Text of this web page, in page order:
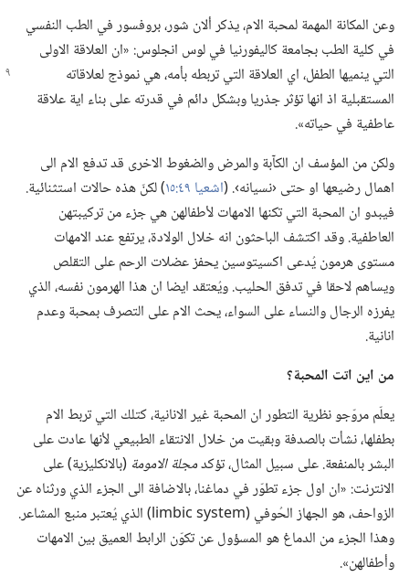
وعن المكانة المهمة لمحبة الام،‏ يذكر ألان شور،‏ بروفسور في الطب النفسي
في كلية الطب بجامعة كاليفورنيا في لوس انجلوس:‏ «ان العلاقة الاولى
التي ينميها الطفل،‏ اي العلاقة التي تربطه بأمه،‏ هي نموذج لعلاقاته
المستقبلية اذ انها تؤثر جذريا وبشكل دائم في قدرته على بناء اية علاقة
عاطفية في حياته».‏
ولكن من المؤسف ان الكآبة والمرض والضغوط الاخرى قد تدفع الام الى
اهمال رضيعها او حتى ‹نسيانه›.‏ (‏اشعيا ٤٩:‏١٥
‏)‏ لكنّ هذه حالات استثنائية.‏
فيبدو ان المحبة التي تكنها الامهات لأطفالهن هي جزء من تركيبتهن
العاطفية.‏ وقد اكتشف الباحثون انه خلال الولادة،‏ يرتفع عند الامهات
مستوى هرمون يُدعى اكسيتوسين يحفز عضلات الرحم على التقلص
ويساهم لاحقا في تدفق الحليب.‏ ويُعتقد ايضا ان هذا الهرمون نفسه،‏ الذي
يفرزه الرجال والنساء على السواء،‏ يحث الام على التصرف بمحبة وعدم
انانية.‏
من اين اتت المحبة؟‏
يعلّم مروّجو نظرية التطور ان المحبة غير الانانية،‏ كتلك التي تربط الام
بطفلها،‏ نشأت بالصدفة وبقيت من خلال الانتقاء الطبيعي لأنها عادت على
البشر بالمنفعة.‏ على سبيل المثال،‏ تؤكدمجلة الامومة ‏(‏بالانكليزية)‏ على
الانترنت:‏ «ان اول جزء تطوّر في دماغنا،‏ بالاضافة الى الجزء الذي ورثناه عن
الزواحف،‏ هو الجهاز الحُوفي (‏‏m‏e‏t‏s‏y‏s‏ ‏c‏i‏b‏m‏i‏l‏)‏ الذي يُعتبر منبع المشاعر.‏
وهذا الجزء من الدماغ هو المسؤول عن تكوّن الرابط العميق بين الامهات
وأطفالهن».‏